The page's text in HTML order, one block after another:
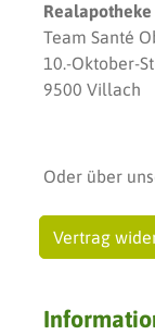
Realapotheke
Team Santé
10.-Oktober-
9500 Villach
Oder über
Vertrag